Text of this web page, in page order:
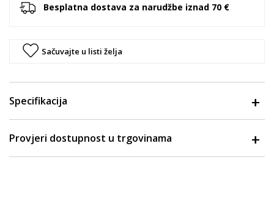
Besplatna dostava za narudžbe iznad 70 €
Sačuvajte u listi želja
Specifikacija
Provjeri dostupnost u trgovinama